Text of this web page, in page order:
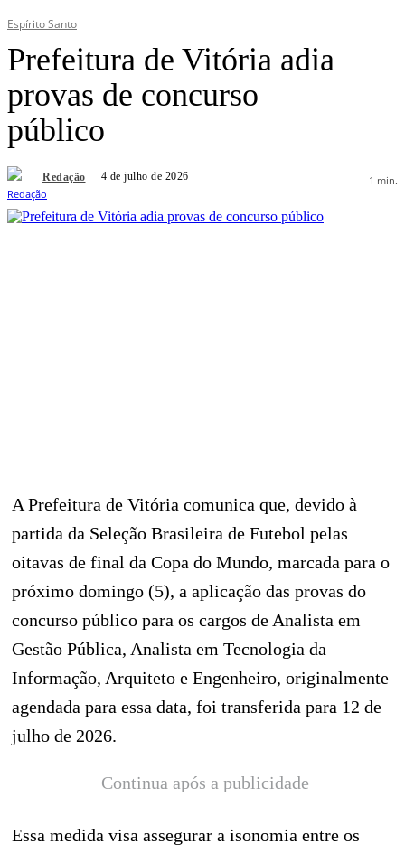
Espírito Santo
Prefeitura de Vitória adia
provas de concurso
público
Redação 4 de julho de 2026 1 min.
A Prefeitura de Vitória comunica que, devido à
partida da Seleção Brasileira de Futebol pelas
oitavas de final da Copa do Mundo, marcada para o
próximo domingo (5), a aplicação das provas do
concurso público para os cargos de Analista em
Gestão Pública, Analista em Tecnologia da
Informação, Arquiteto e Engenheiro, originalmente
agendada para essa data, foi transferida para 12 de
julho de 2026.
Continua após a publicidade
Essa medida visa assegurar a isonomia entre os